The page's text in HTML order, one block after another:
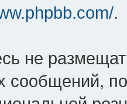
.
не
сообщений,